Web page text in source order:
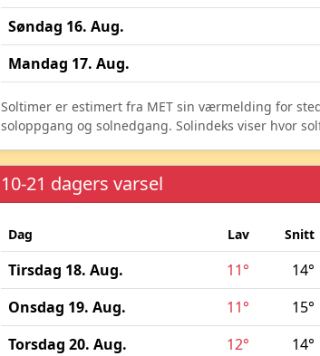
Søndag 16. Aug.
Mandag 17. Aug.
Soltimer er estimert fra MET sin værmelding for
soloppgang og solnedgang. Solindeks viser hvor
10-21 dagers varsel
Dag Lav Snitt
Tirsdag 18. Aug. 11° 14°
Onsdag 19. Aug.
11° 15°
Torsdag 20. Aug.
12° 14°